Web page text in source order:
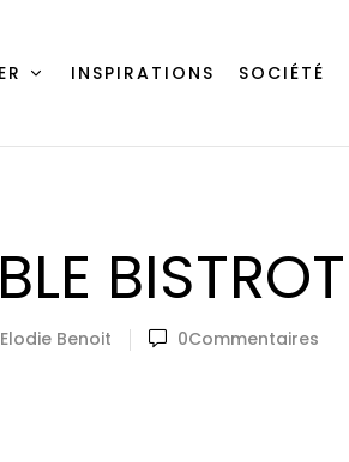
INSPIRATIONS SOCIÉTÉ
BISTROT
Elodie Benoit 0Commentaires